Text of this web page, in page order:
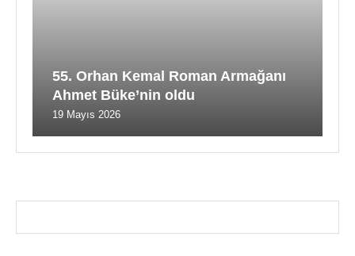
55. Orhan Kemal Roman Armağanı
Ahmet Büke’nin oldu
19 Mayıs 2026